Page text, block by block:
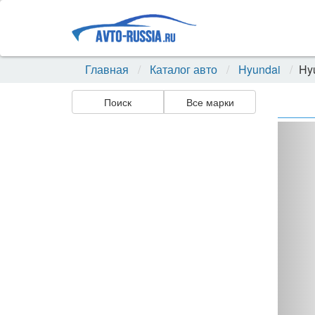
Главная Каталог авто Hyundai
Поиск Все марки